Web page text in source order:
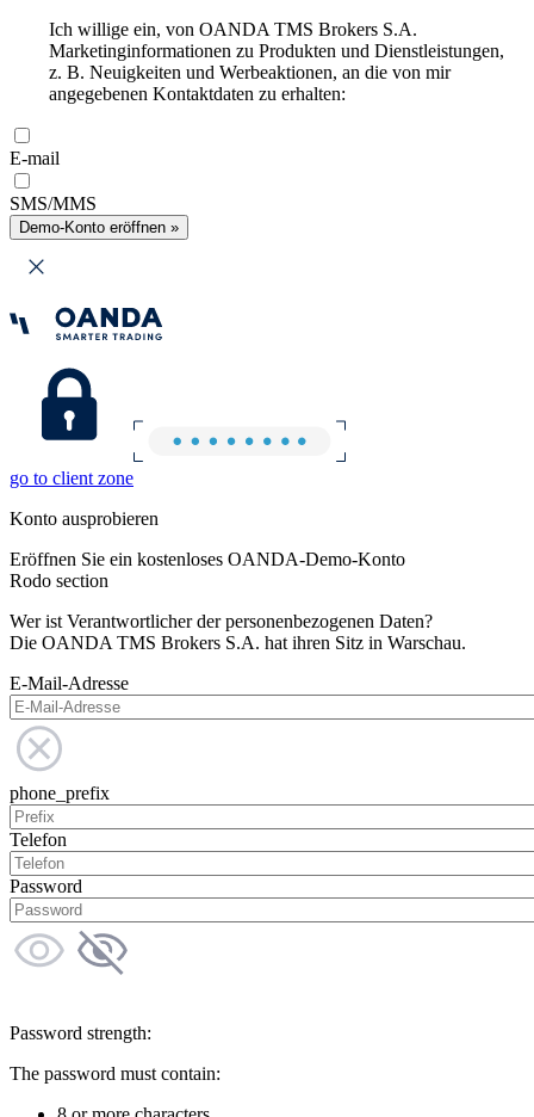
Ich willige ein, von OANDA TMS Brokers S.A.
Marketinginformationen zu Produkten und Dienstleistungen,
z. B. Neuigkeiten und Werbeaktionen, an die von mir
angegebenen Kontaktdaten zu erhalten:
E-mail
SMS/MMS
Demo-Konto eröffnen »
go to client zone
Konto ausprobieren
Eröffnen Sie ein kostenloses OANDA-Demo-Konto
Rodo section
Wer ist Verantwortlicher der personenbezogenen Daten?
Die OANDA TMS Brokers S.A. hat ihren Sitz in Warschau.
E-Mail-Adresse
phone_prefix
Telefon
Password
Password strength:
The password must contain: